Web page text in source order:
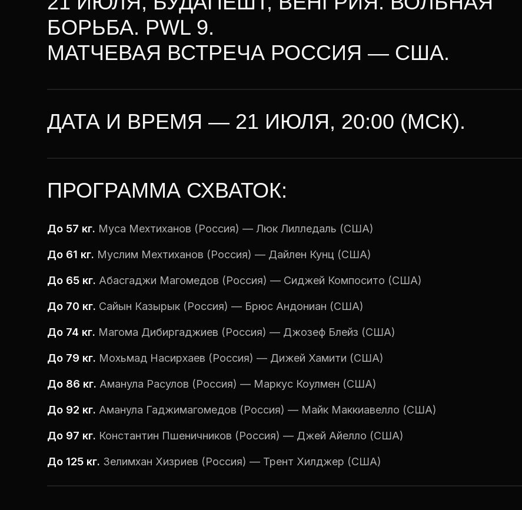
БОРЬБА. PWL 9.
МАТЧЕВАЯ ВСТРЕЧА РОССИЯ — США.
ДАТА И ВРЕМЯ — 21 ИЮЛЯ, 20:00 (МСК).
ПРОГРАММА СХВАТОК:
До 57 кг. Муса Мехтиханов (Россия) — Люк Лилледаль (США)
До 61 кг. Муслим Мехтиханов (Россия) — Дайлен Кунц (США)
До 65 кг. Абасгаджи Магомедов (Россия) — Сиджей Компосито (США)
До 70 кг. Сайын Казырык (Россия) — Брюс Андониан (США)
До 74 кг. Магома Дибиргаджиев (Россия) — Джозеф Блейз (США)
До 79 кг. Мохьмад Насирхаев (Россия) — Дижей Хамити (США)
До 86 кг. Аманула Расулов (Россия) — Маркус Коулмен (США)
До 92 кг. Аманула Гаджимагомедов (Россия) — Майк Маккиавелло (США)
До 97 кг. Константин Пшеничников (Россия) — Джей Айелло (США)
До 125 кг. Зелимхан Хизриев (Россия) — Трент Хилджер (США)